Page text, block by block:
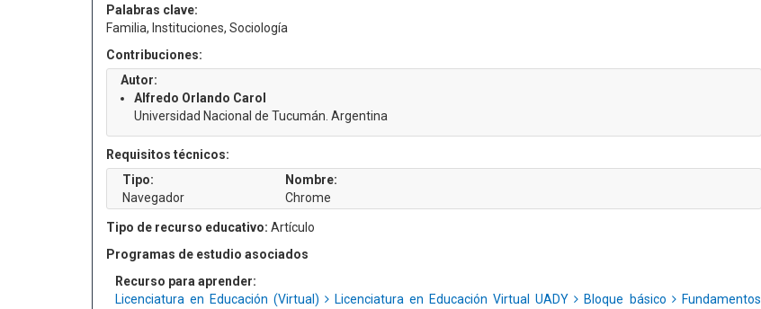
Palabras clave:
Familia, Instituciones, Sociología
Contribuciones:
Autor:
Alfredo Orlando Carol
Universidad Nacional de Tucumán. Argentina
Requisitos técnicos:
Tipo:
Navegador
Nombre:
Chrome
Tipo de recurso educativo: Artículo
Programas de estudio asociados
Recurso para aprender:
Licenciatura en Educación (Virtual)
Licenciatura en Educación Virtual UADY Bloque básico
Fundamentos